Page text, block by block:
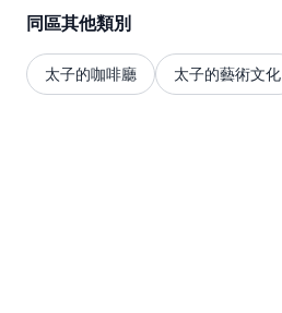
同區其他類別
太子的咖啡廳 太子的藝術文化